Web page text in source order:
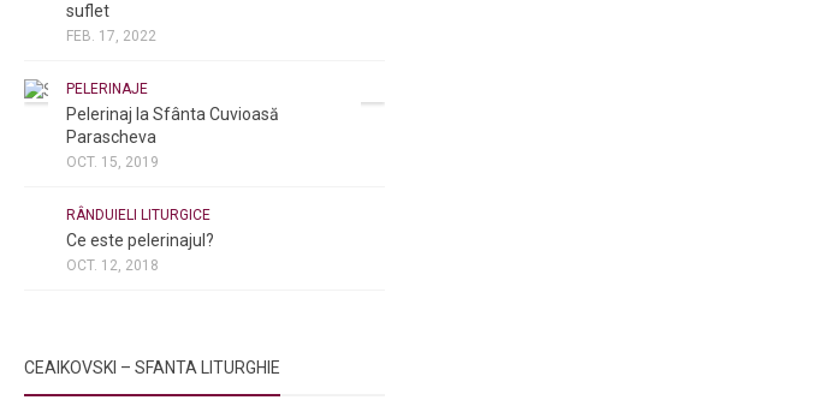
suflet
FEB. 17, 2022
PELERINAJE
Pelerinaj la Sfânta Cuvioasă
Parascheva
OCT. 15, 2019
RÂNDUIELI LITURGICE
Ce este pelerinajul?
OCT. 12, 2018
CEAIKOVSKI – SFANTA LITURGHIE